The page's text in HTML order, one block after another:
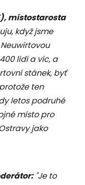
místostarosta
když jsme
lidí a víc, a
stánek, byť
ten
letos podruhé
místo pro
jako
"Je to